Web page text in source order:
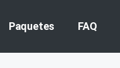
Paquetes FAQ